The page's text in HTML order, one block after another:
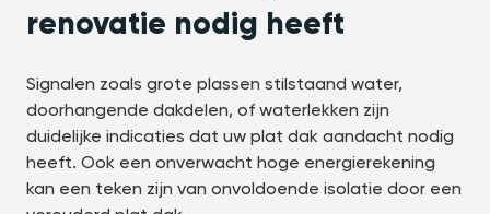
renovatie nodig heeft
Signalen zoals grote plassen stilstaand water,
doorhangende dakdelen, of waterlekken zijn
duidelijke indicaties dat uw plat dak aandacht nodig
heeft. Ook een onverwacht hoge energierekening
kan een teken zijn van onvoldoende isolatie door een